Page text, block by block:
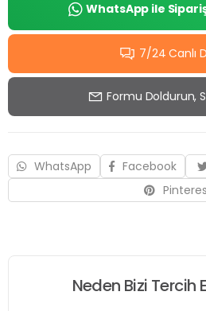
WhatsApp ile
7/24 Canlı
Formu Doldurun,
WhatsApp Facebook
Neden Bizi Tercih